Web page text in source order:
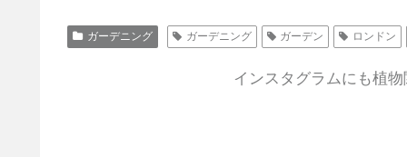
ガーデニング ガーデニング ガーデン ロンドン
インスタグラムにも植